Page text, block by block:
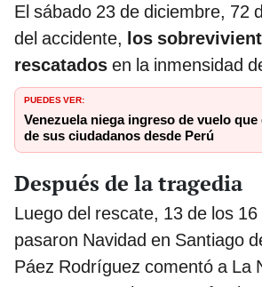
El sábado 23 de diciembre, 72
del accidente, los
rescatados en la inmensidad
PUEDES VER:
Venezuela niega ingreso de vuelo que
de sus ciudadanos desde Perú
Después de la tragedia
Luego del rescate, 13 de los
pasaron Navidad en Santiago
Páez Rodríguez comentó a La